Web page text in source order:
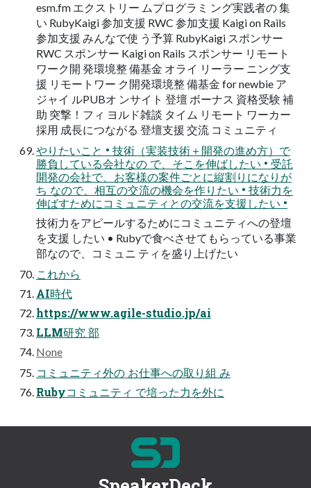
esm.fm エクストリー ムプログラミ ング実践者の 集
い RubyKaigi 参加支援 RWC 参加支援 Kaigi on Rails
参加支援 みんなで使 う予算 RubyKaigi スポンサー
RWC スポンサー Kaigi on Rails スポンサー リモート
ワーク開 発環境整 備基金 オライ リーラー ニング支
援 リモートワー ク開発環境整 備基金 for newbie ア
ジャイ ルPUBオ ンサイト 登壇 ボーナス 資格受験 補
助 突撃！フィ ヨルド雑談 タイム リモート ワーカー
採用 成長につながる 登壇支援 交流 コミュニティ
やりたいこと • 技術（実装技術＋開発の進め方）で
勝負している会社なの で、そこを伸ばしたい • 受託
開発の会社で、お客様の案件ごとに縦割りになりが
ち なので、相互の交流の機会を作りたい • 技術力を
伸ばすためにコミュニティとの交流を支援したい •
技術力をアピールするためにコミュニティへの登壇
を支援 したい • Rubyで食べさせてもらっている事業
部なので、コミュニ ティを盛り上げたい
これから
AI時代
https://www.agile-studio.jp/ai
LLM研究 部
None
コミュニティ外の お仕事への取り組 み
Rubyコミュニティ で培った力を外に